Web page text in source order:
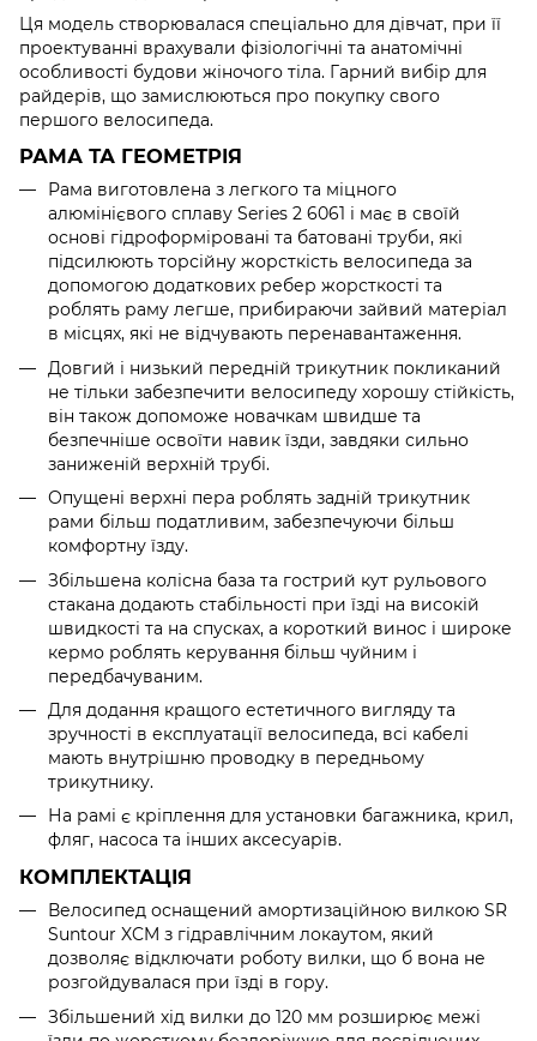
Ця модель створювалася спеціально для дівчат, при її
проектуванні врахували фізіологічні та анатомічні
особливості будови жіночого тіла. Гарний вибір для
райдерів, що замислюються про покупку свого
першого велосипеда.
РАМА ТА ГЕОМЕТРІЯ
Рама виготовлена з легкого та міцного
алюмінієвого сплаву Series 2 6061 і має в своїй
основі гідроформіровані та батовані труби, які
підсилюють торсійну жорсткість велосипеда за
допомогою додаткових ребер жорсткості та
роблять раму легше, прибираючи зайвий матеріал
в місцях, які не відчувають перенавантаження.
Довгий і низький передній трикутник покликаний
не тільки забезпечити велосипеду хорошу стійкість,
він також допоможе новачкам швидше та
безпечніше освоїти навик їзди, завдяки сильно
заниженій верхній трубі.
Опущені верхні пера роблять задній трикутник
рами більш податливим, забезпечуючи більш
комфортну їзду.
Збільшена колісна база та гострий кут рульового
стакана додають стабільності при їзді на високій
швидкості та на спусках, а короткий винос і широке
кермо роблять керування більш чуйним і
передбачуваним.
Для додання кращого естетичного вигляду та
зручності в експлуатації велосипеда, всі кабелі
мають внутрішню проводку в передньому
трикутнику.
На рамі є кріплення для установки багажника, крил,
фляг, насоса та інших аксесуарів.
КОМПЛЕКТАЦІЯ
Велосипед оснащений амортизаційною вилкою SR
Suntour XCM з гідравлічним локаутом, який
дозволяє відключати роботу вилки, що б вона не
розгойдувалася при їзді в гору.
Збільшений хід вилки до 120 мм розширює межі